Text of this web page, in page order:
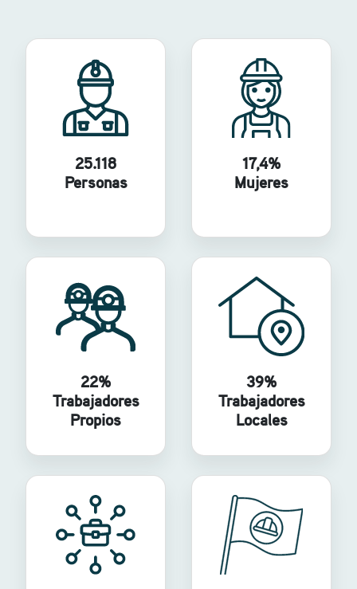
25.118
Personas
22%
Trabajadores
Propios
17,4%
Mujeres
39%
Trabajadores
Locales